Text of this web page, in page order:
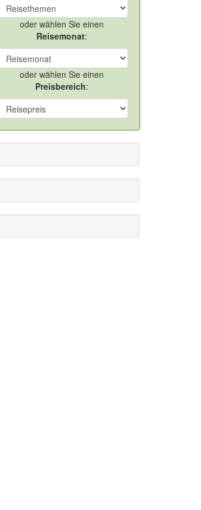
oder wählen Sie einen
Reisemonat:
oder wählen Sie einen
Preisbereich: